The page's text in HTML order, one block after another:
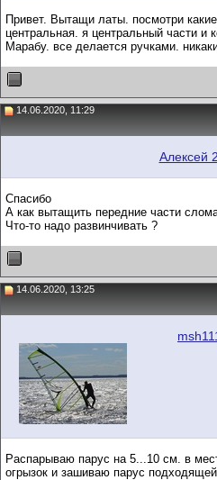
Привет. Вытащи латы. посмотри
центральная. я центральный части и
Марабу. все делается ручками.
14.06.2020, 11:29
Алексей
Спасибо
А как вытащить передние части
Что-то надо развинчивать ?
14.06.2020, 13:25
Распарываю парус на 5...10 см. в
огрызок и зашиваю парус